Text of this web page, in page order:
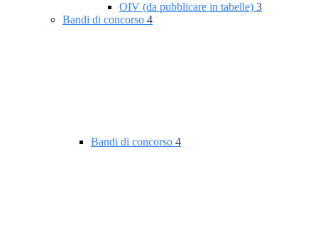
OIV (da pubblicare in tabelle) 3
Bandi di concorso 4
Bandi di concorso 4